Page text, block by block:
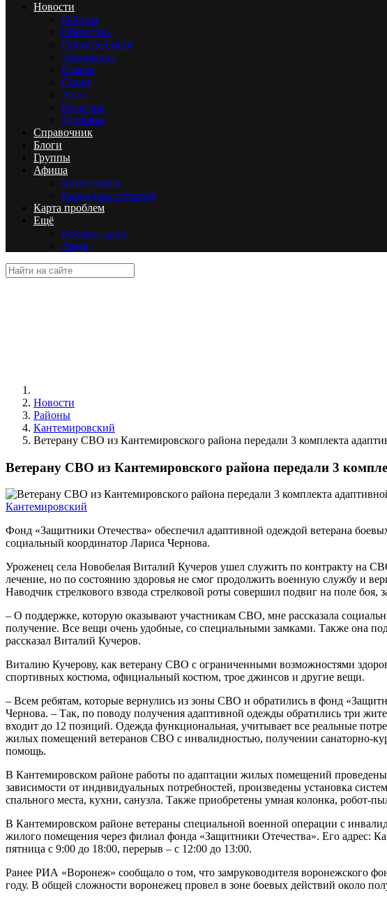
Новости
Районы
Общество
Происшествия
Экономика
Власть
Спорт
Авто
Культура
Здоровье
Справочник
Блоги
Группы
Афиша
Кинотеатры
Календарь событий
Карта проблем
Ещё
Комментарии
Люди
Новости
Районы
Кантемировский
Ветерану СВО из Кантемировского района передали 3 комплекта
Ветерану СВО из Кантемировского района передали 3
Кантемировский
Фонд «Защитники Отечества» обеспечил адаптивной одеждой ветерана
социальный координатор Лариса Чернова.
Уроженец села Новобелая Виталий Кучеров ушел служить по контракту на
лечение, но по состоянию здоровья не смог продолжить военную службу и
Наводчик стрелкового взвода стрелковой роты совершил подвиг на поле боя,
– О поддержке, которую оказывают участникам СВО, мне рассказала
получение. Все вещи очень удобные, со специальными замками. Также она
рассказал Виталий Кучеров.
Виталию Кучерову, как ветерану СВО с ограниченными возможностями
спортивных костюма, официальный костюм, трое джинсов и другие вещи.
– Всем ребятам, которые вернулись из зоны СВО и обратились в фонд
Чернова. – Так, по поводу получения адаптивной одежды обратились три
входит до 12 позиций. Одежда функциональная, учитывает все реальные
жилых помещений ветеранов СВО с инвалидностью, получении санаторно-
помощь.
В Кантемировском районе работы по адаптации жилых помещений
зависимости от индивидуальных потребностей, произведены установка
спального места, кухни, санузла. Также приобретены умная колонка, робот-
В Кантемировском районе ветераны специальной военной операции с
жилого помещения через филиал фонда «Защитники Отечества». Его адрес:
пятница с 9:00 до 18:00, перерыв – с 12:00 до 13:00.
Ранее РИА «Воронеж» сообщало о том, что замруководителя воронежского
году. В общей сложности воронежец провел в зоне боевых действий около